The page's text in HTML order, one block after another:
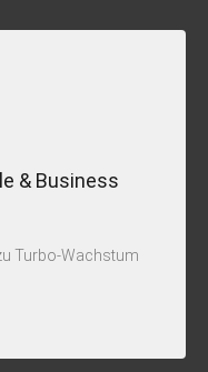
& Business
Turbo-Wachstum